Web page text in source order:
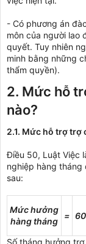
- Có phương án
môn của người lao
quyết. Tuy nhiên
minh bằng những
thẩm quyền).
2. Mức hỗ
nào?
2.1. Mức hỗ trợ trợ
Điều 50, Luật Việc
nghiệp hàng
sau:
Mức hưởng
hàng tháng
=
Số tháng hưởng